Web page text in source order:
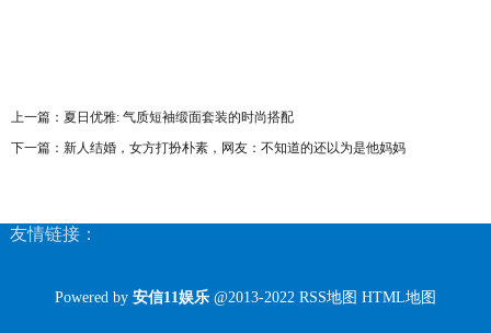
上一篇： 夏日优雅: 气质短袖缎面套装的时尚搭配
下一篇： 新人结婚，女方打扮朴素，网友：不知道的还以为是他妈妈
友情链接：
Powered by 安信11娱乐 @2013-2022 RSS地图 HTML地图